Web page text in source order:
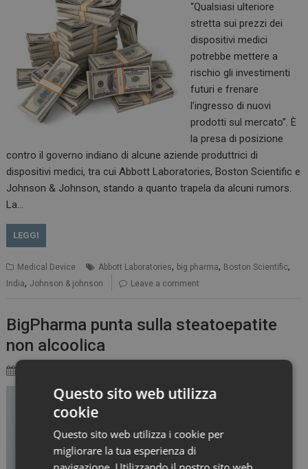
“Qualsiasi ulteriore
stretta sui prezzi dei
dispositivi medici
potrebbe mettere a
rischio gli investimenti
futuri e frenare
l’ingresso di nuovi
prodotti sul mercato”. È
la presa di posizione
contro il governo indiano di alcune aziende produttrici di
dispositivi medici, tra cui Abbott Laboratories, Boston Scientific e
Johnson & Johnson, stando a quanto trapela da alcuni rumors.
La…
LEGGI
Medical Device Abbott Laboratories, big pharma, Boston Scientific,
India,Johnson & johnson Leave a comment
BigPharma punta sulla steatoepatite
non alcoolica
(Reuters) – La NASH
trapianto di fegato nel
Questo sito web utilizza
cookie
Questo sito web utilizza i cookie per
migliorare la tua esperienza di